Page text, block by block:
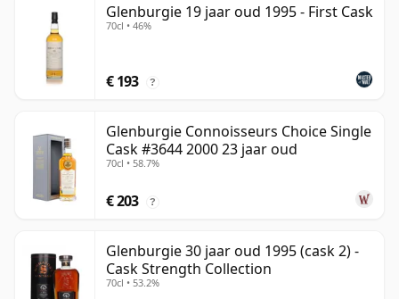
Glenburgie 19 jaar oud 1995 - First Cask
70cl • 46%
€ 193 ?
Glenburgie Connoisseurs Choice Single
Cask #3644 2000 23 jaar oud
70cl • 58.7%
€ 203 ?
Glenburgie 30 jaar oud 1995 (cask 2) -
Cask Strength Collection
70cl • 53.2%